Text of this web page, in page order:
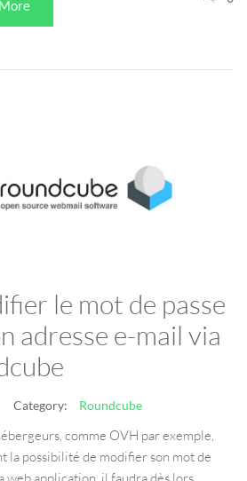
le mot de passe
adresse e-mail via
Category: Roundcube
comme OVH par exemple,
la possibilité de modifier son mot de
web application, il faudra dès lors